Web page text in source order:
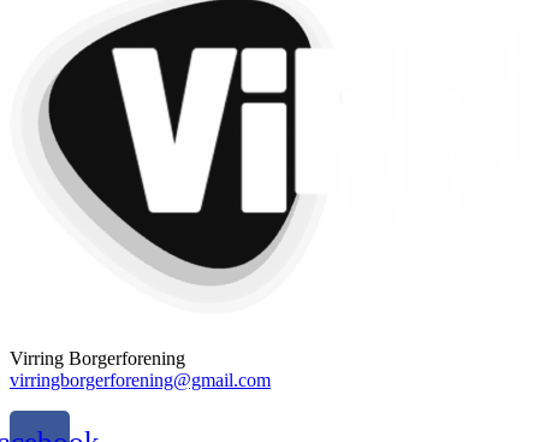
Virring Borgerforening
virringborgerforening@gmail.com